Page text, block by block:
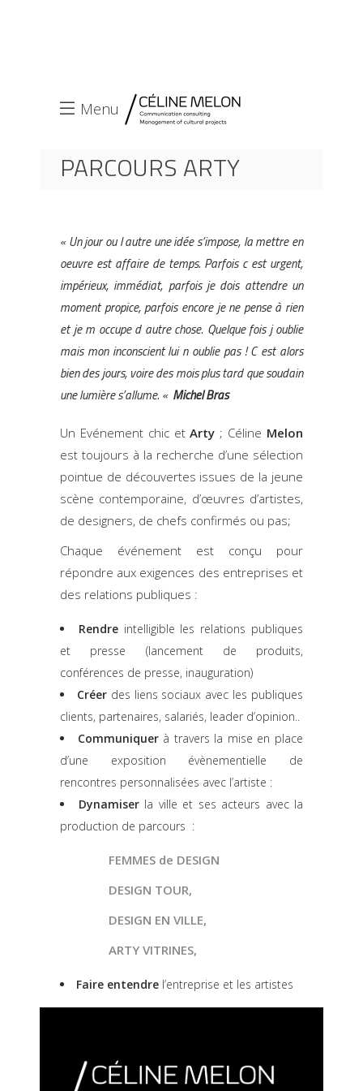
Menu
PARCOURS ARTY
« Un jour ou l autre une idée s’impose, la mettre en
oeuvre est affaire de temps. Parfois c est urgent,
impérieux, immédiat, parfois je dois attendre un
moment propice, parfois encore je ne pense à rien
et je m occupe d autre chose. Quelque fois j oublie
mais mon inconscient lui n oublie pas ! C est alors
bien des jours, voire des mois plus tard que soudain
une lumière s’allume. « Michel Bras
Un Evénement chic etArty ; Céline Melon
est toujours à la recherche d’une sélection
pointue de découvertes issues de la jeune
scène contemporaine, d’œuvres d’artistes,
de designers, de chefs confirmés ou pas;
Chaque événement est conçu pour
répondre aux exigences des entreprises et
des relations publiques :
Rendreintelligible les relations publiques
et presse (lancement de produits,
conférences de presse, inauguration)
Créerdes liens sociaux avec les publiques
clients, partenaires, salariés, leader d’opinion..
Communiquerà travers la mise en place
d’une exposition évènementielle de
rencontres personnalisées avec l’artiste :
Dynamiser la ville et ses acteurs avec la
production de parcours :
FEMMES de DESIGN
DESIGN TOUR,
DESIGN EN VILLE,
ARTY VITRINES,
Faire entendre l’entreprise et les artistes